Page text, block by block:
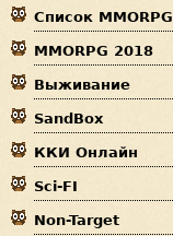
е
р
з
д
е
с
ь
Список MMORPG
MMORPG 2018
Выживание
SandBox
ККИ Онлайн
Sci-FI
Non-Target